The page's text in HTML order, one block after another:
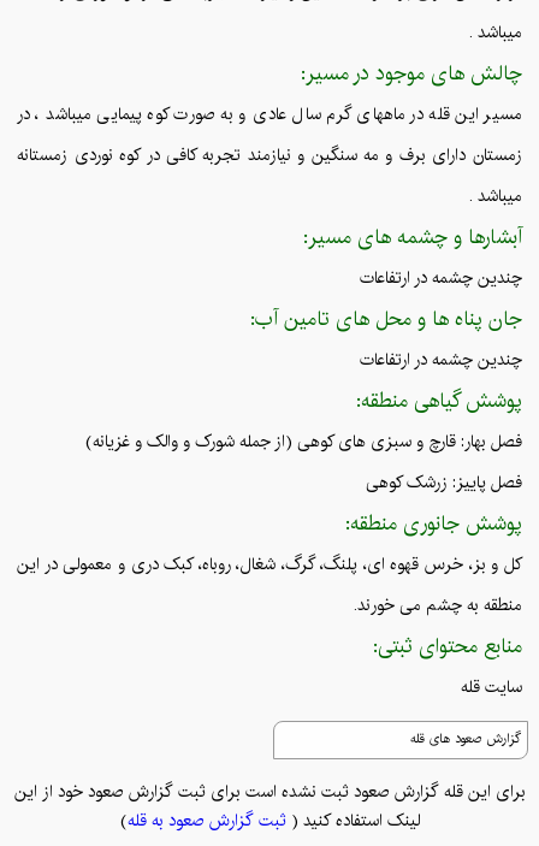
میباشد .
چالش های موجود در مسیر:
مسیر این قله در ماههای گرم سال عادی و به صورت کوه پیمایی میباشد ، در
زمستان دارای برف و مه سنگین و نیازمند تجربه کافی در کوه نوردی زمستانه
میباشد .
آبشارها و چشمه های مسیر:
چندین چشمه در ارتفاعات
جان پناه ها و محل های تامین آب:
چندین چشمه در ارتفاعات
پوشش گیاهی منطقه:
فصل بهار: قارچ و سبزی های کوهی (از جمله شورک و والک و غزیانه)
فصل پاییز: زرشک کوهی
پوشش جانوری منطقه:
کل و بز، خرس قهوه ای، پلنگ، گرگ، شغال، روباه، کبک دری و معمولی در این
منطقه به چشم می خورند.
منابع محتوای ثبتی:
سایت قله
گزارش صعود های قله
برای این قله گزارش صعود ثبت نشده است برای ثبت گزارش صعود خود از این
لینک استفاده کنید (
ثبت گزارش صعود به قله)